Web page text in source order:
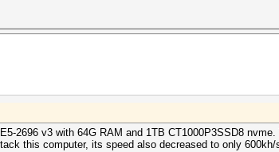
2696 v3 with 64G RAM and 1TB CT1000P3SSD8
this computer, its speed also decreased to only